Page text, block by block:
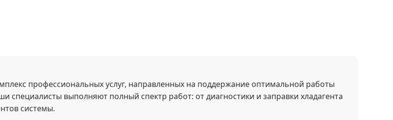
профессиональных услуг, направленных на поддержание оптимальной работы
выполняют полный спектр работ: от диагностики и заправки хладагента
системы.